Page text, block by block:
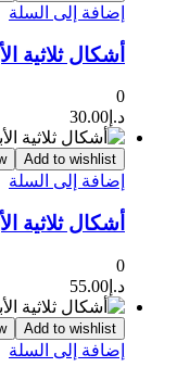
إضافة إلى السلة
أشكال ثلاثية
0
د.إ 30.00
Add to wishlist
إضافة إلى السلة
أشكال ثلاثية
0
د.إ 55.00
Add to wishlist
إضافة إلى السلة